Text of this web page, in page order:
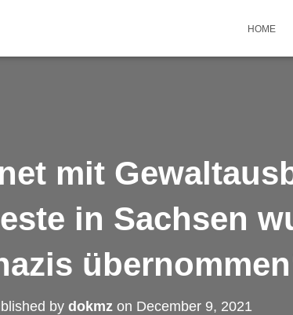
HOME
mit
in Sachsen
by dokmzon December 9, 2021